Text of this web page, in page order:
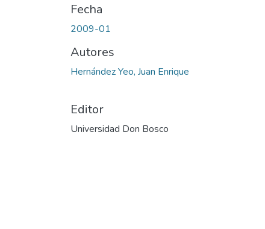
Fecha
2009-01
Autores
Hernández Yeo, Juan Enrique
Editor
Universidad Don Bosco